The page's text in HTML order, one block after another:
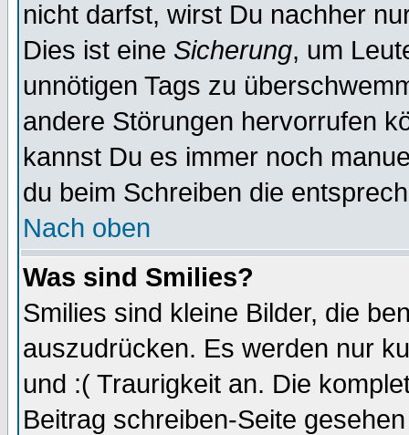
nicht darfst, wirst Du nachher
Dies ist eine Sicherung, um
unnötigen Tags zu
andere Störungen hervorrufen
kannst Du es immer noch
du beim Schreiben die
Nach oben
Was sind Smilies?
Smilies sind kleine Bilder, die
auszudrücken. Es werden nur
und :( Traurigkeit an. Die
Beitrag schreiben-Seite